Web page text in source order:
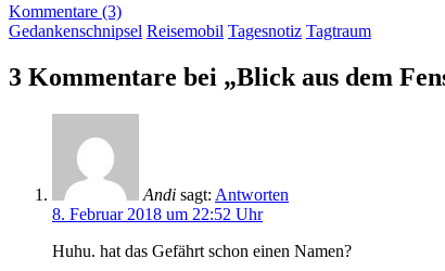
Kommentare (3)
Gedankenschnipsel Reisemobil Tagesnotiz Tagtraum
3 Kommentare bei „Blick aus dem
Andi sagt: Antworten
8. Februar 2018 um 22:52 Uhr
Huhu. hat das Gefährt schon einen Namen?